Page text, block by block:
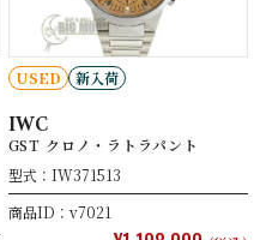
USED 新入荷
IWC
GST クロノ・ラトラパント
型式：IW371513
商品ID：v7021